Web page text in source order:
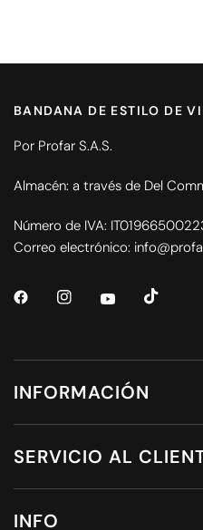
BANDANA DE ESTILO DE
Por Profar S.A.S.
Almacén: a través de Del
Número de IVA:
Correo electrónico:
INFORMACIÓN
SERVICIO AL
INFO